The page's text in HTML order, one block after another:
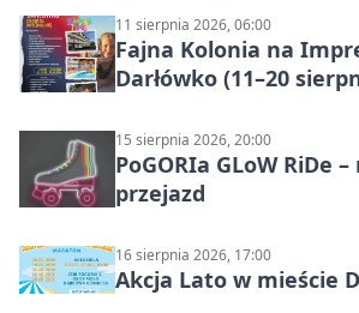
11 sierpnia 2026, 06:00
Fajna Kolonia na
Darłówko (11–20
15 sierpnia 2026, 20:00
PoGORIa GLoW RiDe
przejazd
16 sierpnia 2026, 17:00
Akcja Lato w mieście